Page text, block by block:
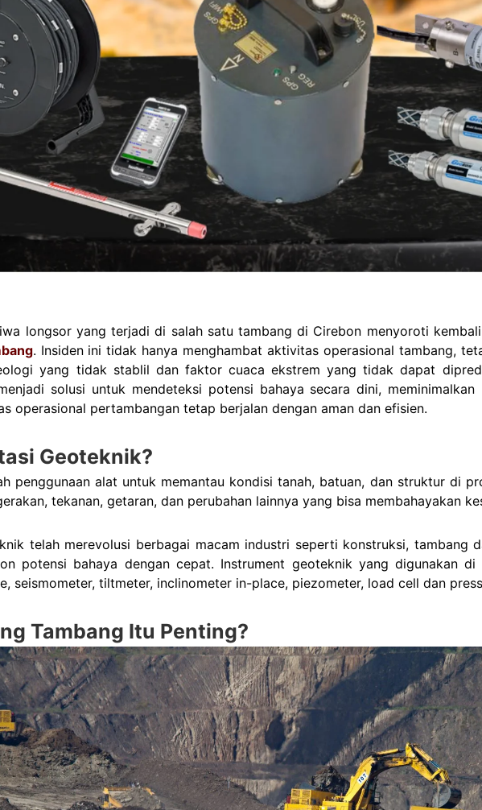
longsor yang terjadi di salah satu tambang di Cirebon menyoroti
. Insiden ini tidak hanya menghambat aktivitas operasional tambang,
yang tidak stablil dan faktor cuaca ekstrem yang tidak dapat
solusi untuk mendeteksi potensi bahaya secara dini,
operasional pertambangan tetap berjalan dengan aman dan efisien.
Geoteknik?
penggunaan alat untuk memantau kondisi tanah, batuan, dan struktur di
tekanan, getaran, dan perubahan lainnya yang bisa membahayakan
telah merevolusi berbagai macam industri seperti konstruksi, tambang
potensi bahaya dengan cepat. Instrument geoteknik yang digunakan
seismometer, tiltmeter, inclinometer in-place, piezometer, load cell dan
Tambang Itu Penting?